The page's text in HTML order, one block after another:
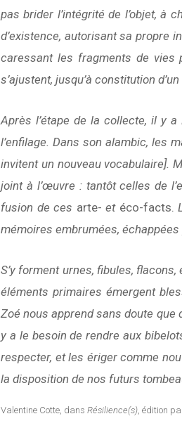
pas brider l’intégrité de l’objet, à
d’existence, autorisant sa propre
caressant les fragments de vies
s’ajustent, jusqu’à constitution
Après l’étape de la collecte, il y
l’enfilage. Dans son alambic, les
invitent un nouveau vocabulaire].
joint à l’œuvre : tantôt celles de
fusion de ces arte-etéco-facts .
mémoires embrumées,
S’y forment urnes, fibules,
éléments primaires émergent
Zoé nous apprend sans doute
y a le besoin de rendre aux
respecter, et les ériger comme
la disposition de nos futurs
Valentine Cotte, dans Résilience(s), édition